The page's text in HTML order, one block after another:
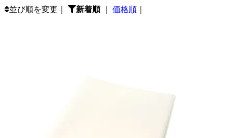
並び順を変更｜ 新着順｜ 価格順